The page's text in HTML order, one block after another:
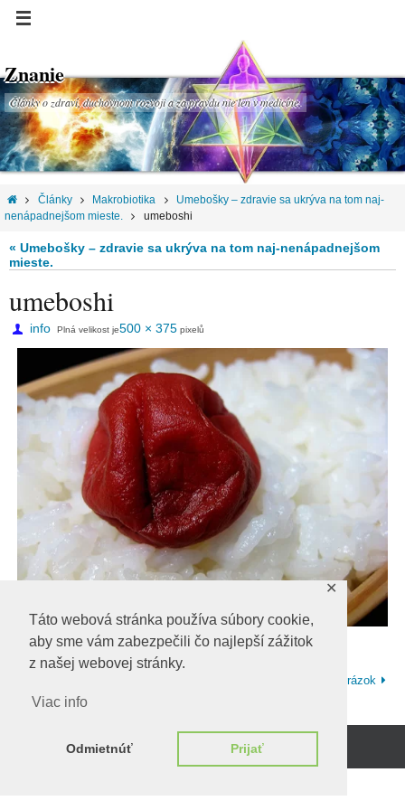
Táto webová stránka používa súbory cookie,
aby sme vám zabezpečili čo najlepší zážitok
z našej webovej stránky.
Viac info
Odmietnúť Prijať
✕
Znanie
Články o zdraví, duchovnom rozvoji a za pravdu nie len v medicíne.
Články Makrobiotika
Umebošky – zdravie sa ukrýva na tom naj-
nenápadnejšom mieste.
umeboshi
« Umebošky – zdravie sa ukrýva na tom naj-nenápadnejšom
mieste.
umeboshi
info Plná velikost je500 × 375 pixelů
Ďalší obrázok
WordPress.